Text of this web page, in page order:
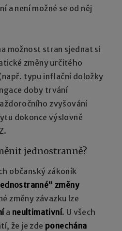
a není možné se od něj
možnost stran sjednat si
změny určitého
typu inflační doložky
doby trvání
zvyšování
dokonce výslovně
jednostranně?
občanský zákoník
změny
změny závazku lze
a neultimativní. U všech
že je zde ponechána